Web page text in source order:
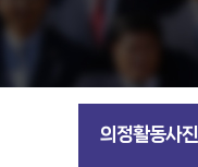
의정활동사진